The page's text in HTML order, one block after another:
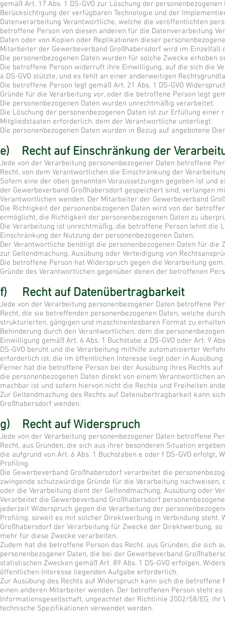
gemäß Art. 17 Abs. 1 DS-GVO zur Löschung der
Berücksichtigung der verfügbaren Technologie und der
Datenverarbeitung Verantwortliche, welche die veröffentlichten
betroffene Person von diesen anderen für die Datenverarbeitung
Daten oder von Kopien oder Replikationen dieser
Mitarbeiter der Gewerbeverband Großhabersdorf wird im Einzelfall
Die personenbezogenen Daten wurden für solche Zwecke
Die betroffene Person widerruft ihre Einwilligung, auf die sich die
a DS-GVO stützte, und es fehlt an einer anderweitigen
Die betroffene Person legt gemäß Art. 21 Abs. 1 DS-GVO
Gründe für die Verarbeitung vor, oder die betroffene Person legt
Die personenbezogenen Daten wurden unrechtmäßig verarbeitet.
Die Löschung der personenbezogenen Daten ist zur Erfüllung
Mitgliedstaaten erforderlich, dem der Verantwortliche unterliegt.
Die personenbezogenen Daten wurden in Bezug auf angebotene
e) Recht auf Einschränkung der
Jede von der Verarbeitung personenbezogener Daten betroffene
Recht, von dem Verantwortlichen die Einschränkung der
Sofern eine der oben genannten Voraussetzungen gegeben ist
der Gewerbeverband Großhabersdorf gespeichert sind, verlangen
Verantwortlichen wenden. Der Mitarbeiter der Gewerbeverband
Die Richtigkeit der personenbezogenen Daten wird von der
ermöglicht, die Richtigkeit der personenbezogenen Daten zu
Die Verarbeitung ist unrechtmäßig, die betroffene Person lehnt die
Einschränkung der Nutzung der personenbezogenen Daten.
Der Verantwortliche benötigt die personenbezogenen Daten für
zur Geltendmachung, Ausübung oder Verteidigung von
Die betroffene Person hat Widerspruch gegen die Verarbeitung
Gründe des Verantwortlichen gegenüber denen der betroffenen
f) Recht auf Datenübertragbarkeit
Jede von der Verarbeitung personenbezogener Daten betroffene
Recht, die sie betreffenden personenbezogenen Daten, welche
strukturierten, gängigen und maschinenlesbaren Format zu
Behinderung durch den Verantwortlichen, dem die
Einwilligung gemäß Art. 6 Abs. 1 Buchstabe a DS-GVO oder Art. 9
DS-GVO beruht und die Verarbeitung mithilfe automatisierter
erforderlich ist, die im öffentlichen Interesse liegt oder in
Ferner hat die betroffene Person bei der Ausübung ihres Rechts
die personenbezogenen Daten direkt von einem Verantwortlichen
machbar ist und sofern hiervon nicht die Rechte und Freiheiten
Zur Geltendmachung des Rechts auf Datenübertragbarkeit kann
Großhabersdorf wenden.
g) Recht auf Widerspruch
Jede von der Verarbeitung personenbezogener Daten betroffene
Recht, aus Gründen, die sich aus ihrer besonderen Situation
die aufgrund von Art. 6 Abs. 1 Buchstaben e oder f DS-GVO
Profiling.
Die Gewerbeverband Großhabersdorf verarbeitet die
zwingende schutzwürdige Gründe für die Verarbeitung
oder die Verarbeitung dient der Geltendmachung, Ausübung oder
Verarbeitet die Gewerbeverband Großhabersdorf
jederzeit Widerspruch gegen die Verarbeitung der
Profiling, soweit es mit solcher Direktwerbung in Verbindung
Großhabersdorf der Verarbeitung für Zwecke der Direktwerbung,
mehr für diese Zwecke verarbeiten.
Zudem hat die betroffene Person das Recht, aus Gründen, die
personenbezogener Daten, die bei der Gewerbeverband
statistischen Zwecken gemäß Art. 89 Abs. 1 DS-GVO erfolgen,
öffentlichen Interesse liegenden Aufgabe erforderlich.
Zur Ausübung des Rechts auf Widerspruch kann sich die
einen anderen Mitarbeiter wenden. Der betroffenen Person steht
Informationsgesellschaft, ungeachtet der Richtlinie 2002/58/EG,
technische Spezifikationen verwendet werden.